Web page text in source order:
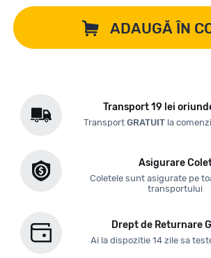
ADAUGĂ ÎN
Transport 19 lei
Transport GRATUITla
Asigurare
Coletele sunt asigurate pe
transportului
Drept de Returnare
Ai la dispozitie 14 zile sa